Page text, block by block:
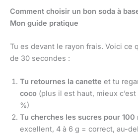
Comment choisir un bon soda à
Mon guide pratique
Tu es devant le rayon frais. Voici ce
de 30 secondes :
Tu retournes la canette et tu
coco (plus il est haut, mieux
%)
Tu cherches les sucres pour 100
excellent, 4 à 6 g = correct, au-